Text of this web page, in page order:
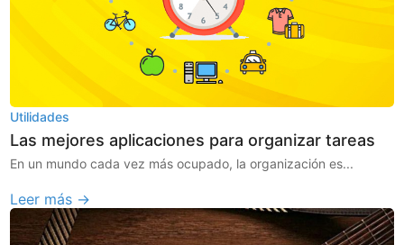
Utilidades
Las mejores aplicaciones para organizar tareas
En un mundo cada vez más ocupado, la organización es...
Leer más →